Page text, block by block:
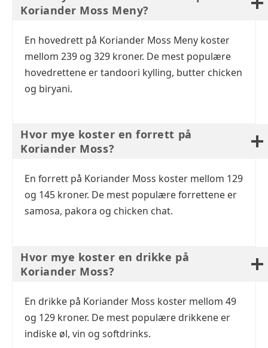
Koriander Moss Meny?
En hovedrett på Koriander Moss Meny koster
mellom 239 og 329 kroner. De mest populære
hovedrettene er tandoori kylling, butter chicken
og biryani.
Hvor mye koster en forrett på
Koriander Moss?
En forrett på Koriander Moss koster mellom 129
og 145 kroner. De mest populære forrettene er
samosa, pakora og chicken chat.
Hvor mye koster en drikke på
Koriander Moss?
En drikke på Koriander Moss koster mellom 49
og 129 kroner. De mest populære drikkene er
indiske øl, vin og softdrinks.